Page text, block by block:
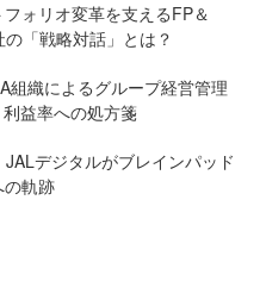
ォリオ変革を支えるFP＆
「戦略対話」とは？
組織によるグループ経営管理
益率への処方箋
デジタルがブレインパッド
軌跡